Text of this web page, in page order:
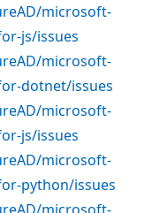
microsoft-
js/issues
microsoft-
dotnet/issues
microsoft-
js/issues
microsoft-
python/issues
microsoft-